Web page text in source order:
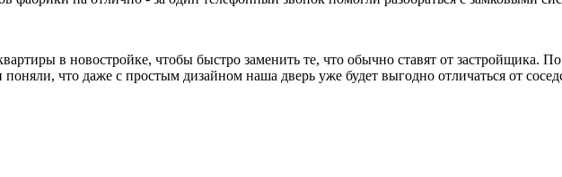
в новостройке, чтобы быстро заменить те, что обычно ставят от
что даже с простым дизайном наша дверь уже будет выгодно отличаться от